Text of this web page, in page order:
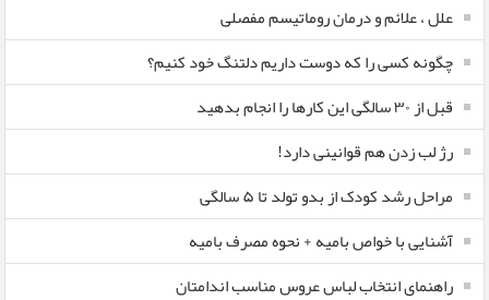
علل ، علائم و درمان روماتیسم مفصلی
چگونه کسی را که دوست داریم دلتنگ خود کنیم؟
قبل از ۳۰ سالگی این کارها را انجام بدهید
رژ لب زدن هم قوانینی دارد!
مراحل رشد کودک از بدو تولد تا ۵ سالگی
آشنایی با خواص بامیه + نحوه مصرف بامیه
راهنمای انتخاب لباس عروس مناسب اندامتان